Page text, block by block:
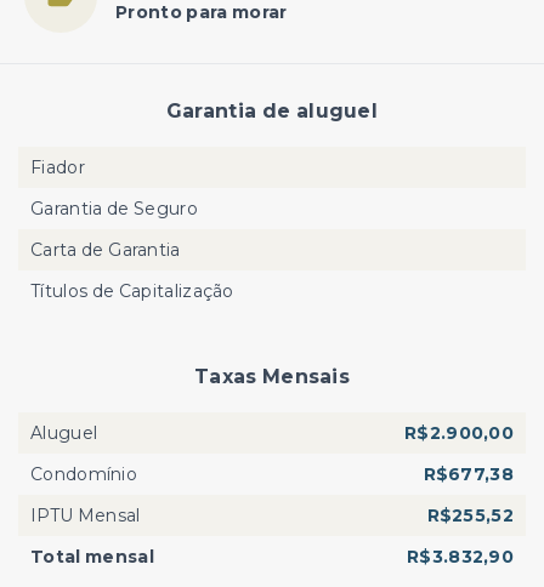
Pronto para morar
Garantia de aluguel
Fiador
Garantia de Seguro
Carta de Garantia
Títulos de Capitalização
Taxas Mensais
Aluguel
R$2.900,00
Condomínio
R$677,38
IPTU Mensal
R$255,52
Total mensal
R$3.832,90